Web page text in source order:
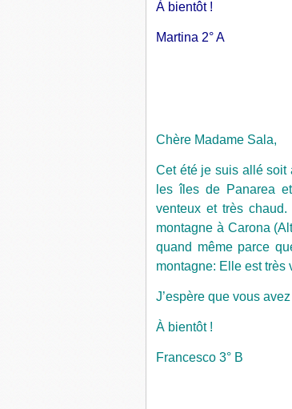
À bientôt !
Martina 2° A
Chère Madame Sala,
Cet été je suis allé soit
les îles de Panarea
venteux et très
montagne à Carona
quand même parce
montagne: Elle est
J’espère que vous
À bientôt !
Francesco 3° B